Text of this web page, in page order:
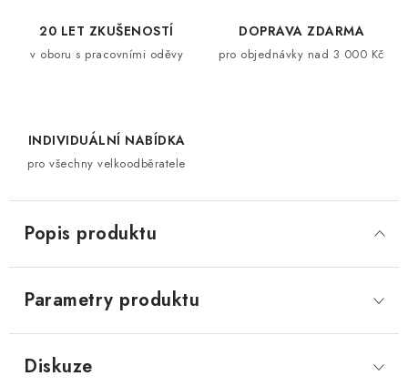
20 LET ZKUŠENOSTÍ
v oboru s pracovními oděvy
DOPRAVA ZDARMA
pro objednávky nad 3 000 Kč
INDIVIDUÁLNÍ NABÍDKA
pro všechny velkoodběratele
Popis produktu
Parametry produktu
Diskuze